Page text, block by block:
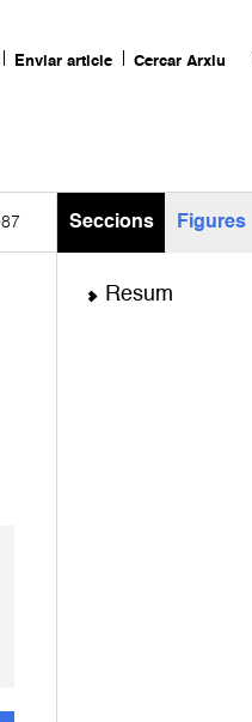
Enviar article Cercar Arxiu
Seccions Figures
Resum